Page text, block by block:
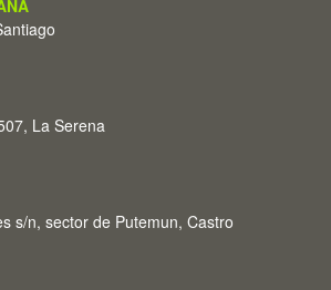
La Serena
s/n, sector de Putemun, Castro